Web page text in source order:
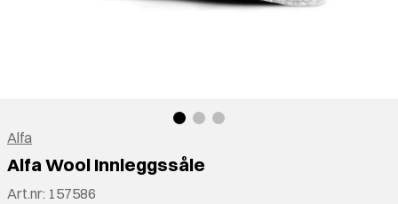
Alfa
Alfa Wool Innleggssåle
Art.nr: 157586